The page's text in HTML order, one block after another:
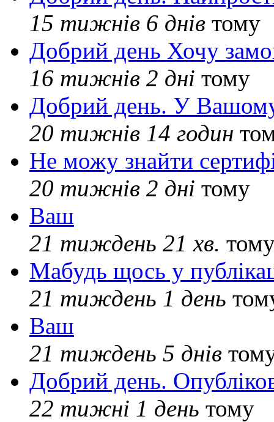
15 тижнів 6 днів тому
Добрий день Хочу
16 тижнів 2 дні тому
Добрий день. У Вашому
20 тижнів 14 годин
Не можу знайти
20 тижнів 2 дні тому
Ваш
21 тиждень 21 хв.
Мабудь щось у
21 тиждень 1 день
Ваш
21 тиждень 5 днів
Добрий день.
22 тижні 1 день тому